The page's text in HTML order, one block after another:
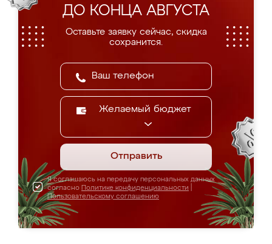
ДО КОНЦА АВГУСТА
Оставьте заявку сейчас, скидка
сохранится.
Желаемый бюджет
Отправить
Я соглашаюсь на передачу персональных данных
согласно Политике конфиденциальности
Пользовательскому соглашению